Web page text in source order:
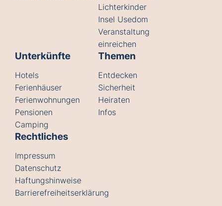
Lichterkinder
Insel Usedom
Veranstaltung
einreichen
Unterkünfte
Hotels
Ferienhäuser
Ferienwohnungen
Pensionen
Camping
Themen
Entdecken
Sicherheit
Heiraten
Infos
Rechtliches
Impressum
Datenschutz
Haftungshinweise
Barrierefreiheitserklärung